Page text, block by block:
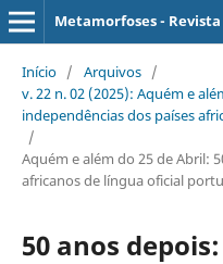
Início / Arquivos /
v. 22 n. 02 (2025): Aquém e
independências dos países
/
Aquém e além do 25 de Abril:
africanos de língua oficial
50 anos depois: